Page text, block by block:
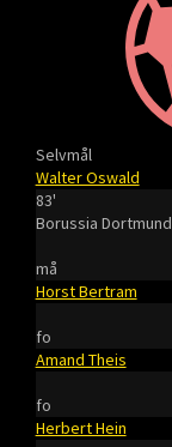
Selvmål
Walter Oswald
83'
Borussia Dortmund
må
Horst Bertram
fo
Amand Theis
fo
Herbert Hein